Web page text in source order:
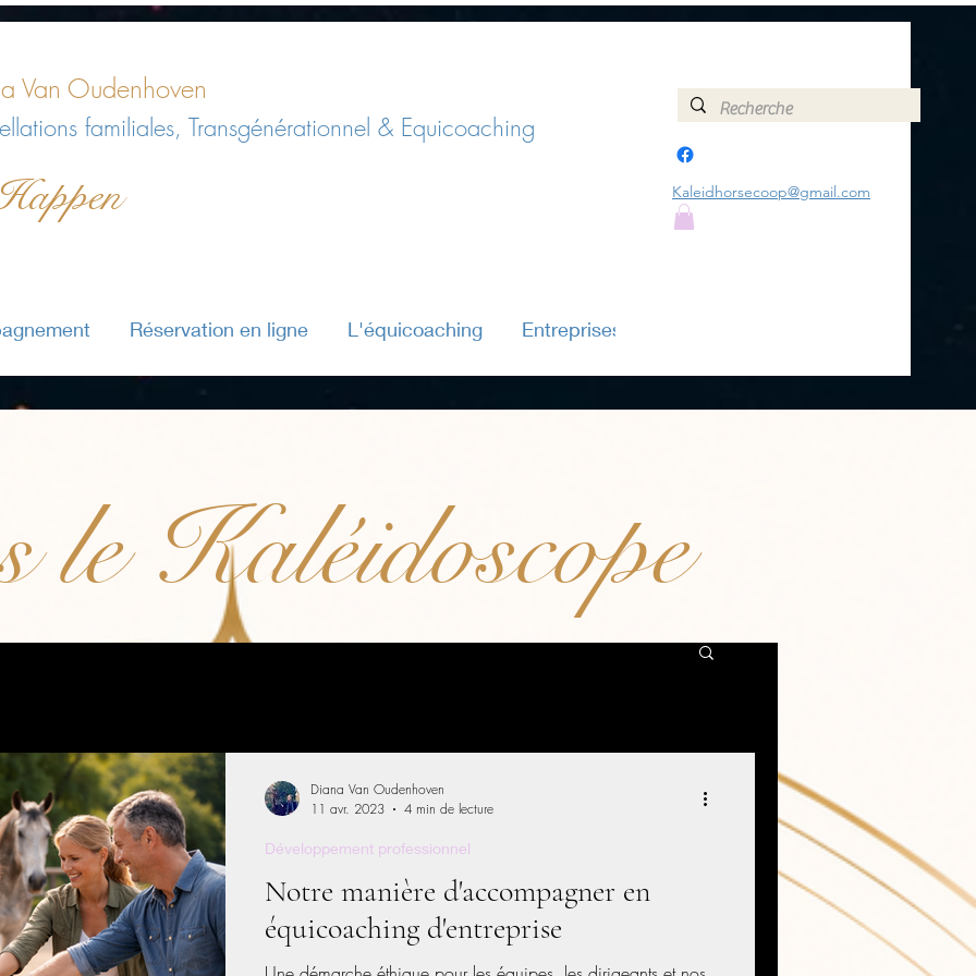
Van Oudenhoven
familiales, Transgénérationnel & Equicoaching
Réservation en ligne L'équicoaching Entreprises
Kaleidhorsecoop@gmail.com
le Kaléidoscope
Notre manière d'accompagner en
équicoaching d'entreprise
Développement professionnel
Diana Van Oudenhoven
11 avr. 2023
4 min de lecture